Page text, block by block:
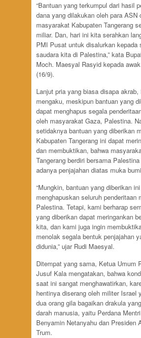
“Bantuan yang terkumpul dari hasil
dana yang dilakukan oleh para ASN
masyarakat Kabupaten Tangerang
miliar. Dan, hari ini kita serahkan
PMI Pusat untuk disalurkan kepada
saudara kita di Palestina,” kata
Moch. Maesyal Rasyid kepada
(16/9).
Lanjut pria yang biasa disapa akrab,
mengaku, meskipun bantuan yang
dapat menghapus segala
oleh masyarakat Gaza, Palestina.
setidaknya bantuan yang diberikan
Kabupaten Tangerang ini dapat
dan membuktikan, bahwa
Tangerang berdiri bersama
adanya penjajahan diatas muka
“Mungkin, bantuan yang diberikan
menghapuskan seluruh penderitaan
Palestina. Tetapi, kami berharap
yang diberikan dapat meringankan
kita, dan kami juga ingin
menolak segala bentuk penjajahan
didunia,” ujar Rudi Maesyal.
Ditempat yang sama, Ketua Umum
Jusuf Kala mengatakan, bahwa
saat ini sangat menghawatirkan,
hentinya diserang oleh militer Israel
dua orang gila bagaikan drakula
darah manusia, yaitu Perdana
Benyamin Netanyahu dan Presiden
Trum.